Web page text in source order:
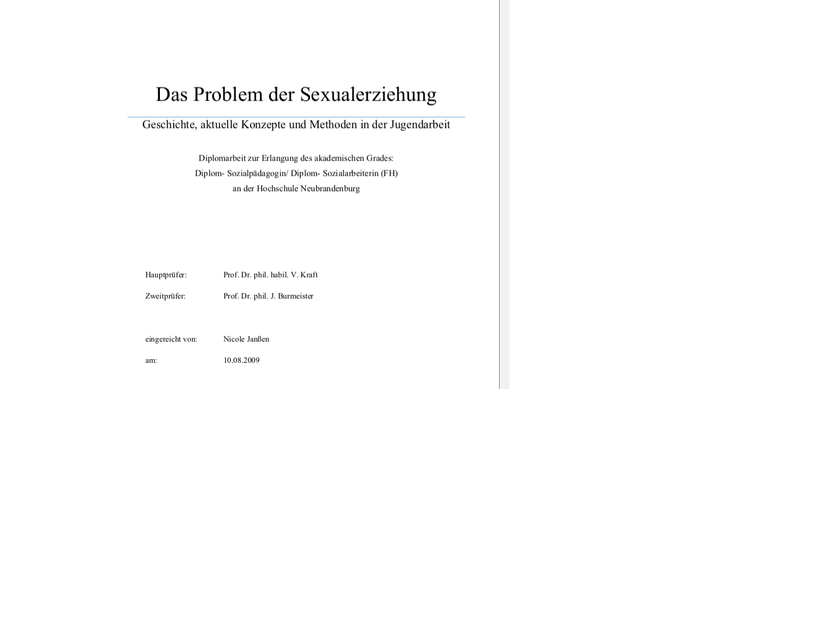
Das Problem der Sexualerziehung
Geschichte, aktuelle Konzepte und Methoden in der Jugendarbeit
Diplomarbeit zur Erlangung des akademischen Grades:
Diplom- Sozialpädagogin/ Diplom- Sozialarbeiterin (FH)
an der Hochschule Neubrandenburg
Hauptprüfer: Prof.     Dr.     phil. habil. V. Kraft
Zweitprüfer: Prof.      Dr.      phil.      J.      Burmeister
eingereicht von: Nicole Janßen
am:                                       10.08.2009